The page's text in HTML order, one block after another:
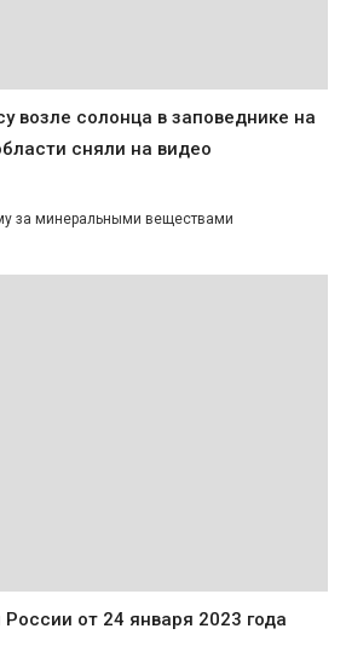
возле солонца в заповеднике на
сняли на видео
за минеральными веществами
от 24 января 2023 года